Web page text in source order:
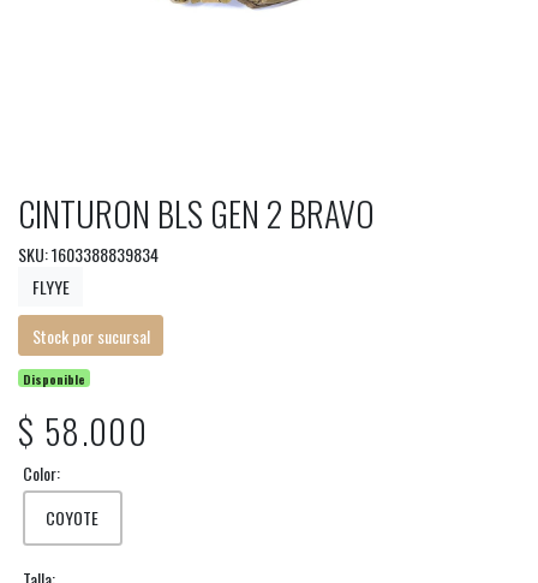
CINTURON BLS GEN 2 BRAVO
SKU: 1603388839834
FLYYE
Stock por sucursal
Disponible
$ 58.000
Color:
COYOTE